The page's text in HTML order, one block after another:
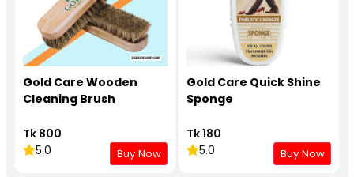
Gold Care Wooden
Cleaning Brush
Tk 800
5.0
Buy Now
Gold Care Quick Shine
Sponge
Tk 180
5.0
Buy Now